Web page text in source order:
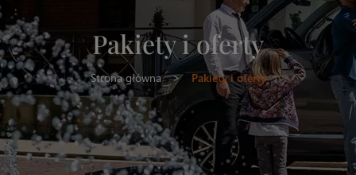
Pakiety i oferty
Strona główna > Pakiety i oferty